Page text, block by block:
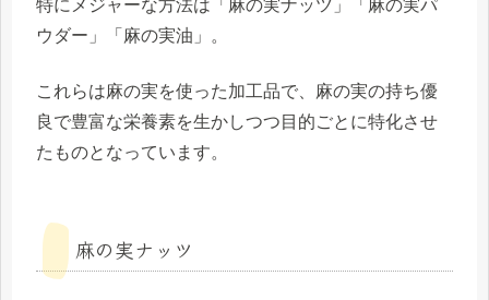
特にメジャーな方法は「麻の実ナッツ」「麻の実パ
ウダー」「麻の実油」。
これらは麻の実を使った加工品で、麻の実の持ち優
良で豊富な栄養素を生かしつつ目的ごとに特化させ
たものとなっています。
麻の実ナッツ